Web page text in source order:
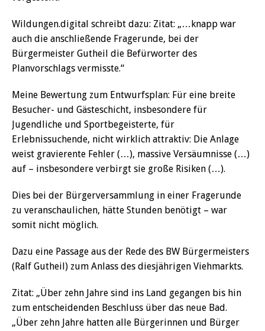
Wildungen.digital schreibt dazu: Zitat: „…knapp war
auch die anschließende Fragerunde, bei der
Bürgermeister Gutheil die Befürworter des
Planvorschlags vermisste.“
Meine Bewertung zum Entwurfsplan: Für eine breite
Besucher- und Gästeschicht, insbesondere für
Jugendliche und Sportbegeisterte, für
Erlebnissuchende, nicht wirklich attraktiv: Die Anlage
weist gravierente Fehler (…), massive Versäumnisse (…)
auf – insbesondere verbirgt sie große Risiken (…).
Dies bei der Bürgerversammlung in einer Fragerunde
zu veranschaulichen, hätte Stunden benötigt – war
somit nicht möglich.
Dazu eine Passage aus der Rede des BW Bürgermeisters
(Ralf Gutheil) zum Anlass des diesjährigen Viehmarkts.
Zitat: „Über zehn Jahre sind ins Land gegangen bis hin
zum entscheidenden Beschluss über das neue Bad.
„Über zehn Jahre hatten alle Bürgerinnen und Bürger